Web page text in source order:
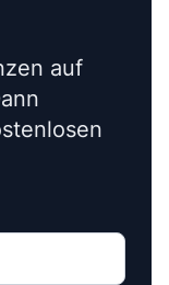
auf